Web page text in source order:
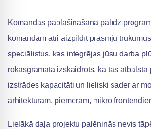
Komandas paplašināšana palīdz
komandām ātri aizpildīt prasmju
speciālistus, kas integrējas jūsu darba
rokasgrāmatā izskaidrots, kā tas atbalsta
izstrādes kapacitāti un lieliski sader ar
arhitektūrām, piemēram, mikro
Lielākā daļa projektu palēninās nevis